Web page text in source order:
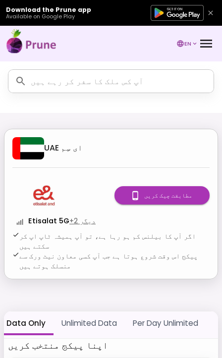
Download the Prune app
Available on Google Play
EN
UAE ای سِم
Etisalat 5G+2 دیگر
اگر آپ کا بیلنس کم ہو رہا ہے، تو آپ ہمیشہ ٹاپ اپ کر
سکتے ہیں
پیکج اس وقت شروع ہوتا ہے جب آپ کسی معاون نیٹ ورک سے
منسلک ہوتے ہیں
مطابقت چیک کریں
Data Only Unlimited Data Per Day Unlimited
اپنا پیکج منتخب کریں